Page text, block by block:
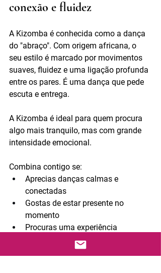
conexão e fluidez
A Kizomba é conhecida como a dança
do "abraço". Com origem africana, o
seu estilo é marcado por movimentos
suaves, fluidez e uma ligação profunda
entre os pares. É uma dança que pede
escuta e entrega.
A Kizomba é ideal para quem procura
algo mais tranquilo, mas com grande
intensidade emocional.
Combina contigo se:
Aprecias danças calmas e
conectadas
Gostas de estar presente no
momento
Procuras uma experiência
sensorial e afectiva